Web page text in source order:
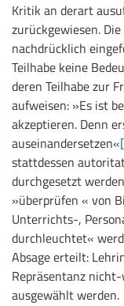
Kritik an derart
zurückgewiesen.
nachdrücklich
Teilhabe keine
deren Teilhabe zur
aufweisen: »Es ist
akzeptieren. Denn
auseinandersetzen«
stattdessen
durchgesetzt
»überprüfen « von
Unterrichts-,
durchleuchtet«
Absage erteilt:
Repräsentanz
ausgewählt werden.